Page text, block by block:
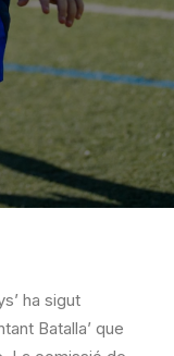
ha sigut
Batalla’ que